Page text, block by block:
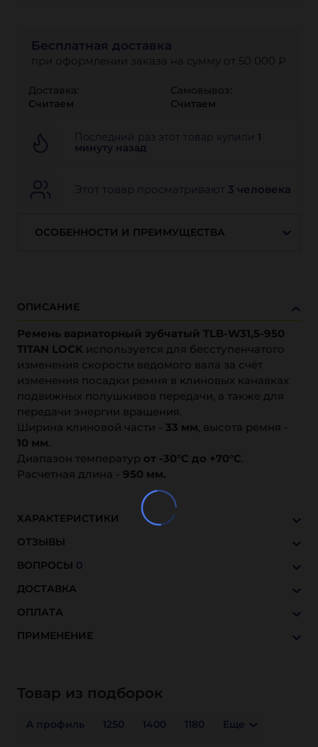
Бесплатная доставка
при оформлении заказа на сумму от 50 000 ₽
Доставка:
Считаем
Самовывоз:
Считаем
Последний раз этот товар купили 1
минуту назад
Этот товар просматривают 3 человека
ОСОБЕННОСТИ И ПРЕИМУЩЕСТВА
ОПИСАНИЕ
Ремень вариаторный зубчатый TLB-W31,5-950
TITAN LOCK используется для бесступенчатого
изменения скорости ведомого вала за счёт
изменения посадки ремня в клиновых канавках
подвижных полушкивов передачи, а также для
передачи энергии вращения.
Ширина клиновой части - 33 мм, высота ремня -
10 мм.
Диапазон температур от -30°C до +70°C.
Расчетная длина -
950 мм.
ХАРАКТЕРИСТИКИ
ОТЗЫВЫ
ВОПРОСЫ 0
ДОСТАВКА
ОПЛАТА
ПРИМЕНЕНИЕ
Товар из подборок
A профиль 1250 1400 1180 Еще